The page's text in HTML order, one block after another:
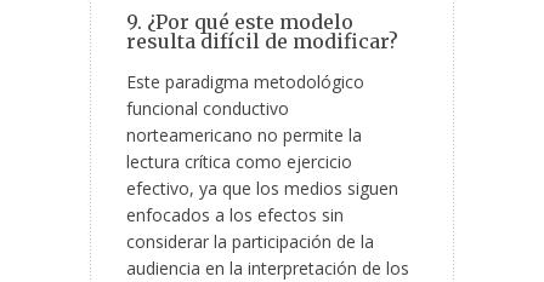
9. ¿Por qué este modelo
resulta difícil de modificar?
Este paradigma metodológico
funcional conductivo
norteamericano no permite la
lectura crítica como ejercicio
efectivo, ya que los medios siguen
enfocados a los efectos sin
considerar la participación de la
audiencia en la interpretación de los